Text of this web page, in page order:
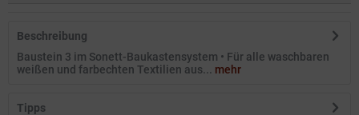
Beschreibung
Baustein 3 im Sonett-Baukastensystem • Für alle waschbaren
weißen und farbechten Textilien aus... mehr
Tipps